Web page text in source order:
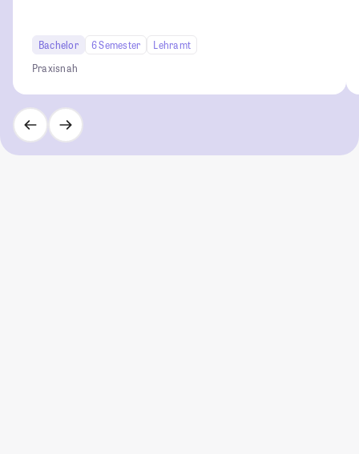
Bachelor 6 Semester
Lehramt
Praxisnah